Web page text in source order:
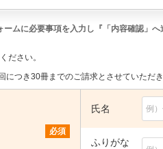
ームに必要事項を入力し『「内容確認」
ださい。
につき30冊までのご請求とさせていただ
必須
氏名
ふりがな